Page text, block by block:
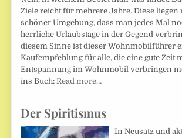
Ziele reicht für mehrere Jahre. Diese liegen
schöner Umgebung, dass man jedes Mal
herrliche Urlaubstage in der Gegend
diesem Sinne ist dieser Wohnmobilführer
Kaufempfehlung für alle, die eine gute Zeit
Entspannung im Wohnmobil verbringen
ins Buch: Read more…
Der Spiritismus
In Neusatz und